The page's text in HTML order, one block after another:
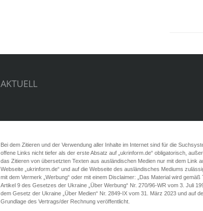
AKTUELL
Bei dem Zitieren und der Verwendung aller Inhalte im Internet sind für die
offene Links nicht tiefer als der erste Absatz auf „ukrinform.de“ obligatorisch,
das Zitieren von übersetzten Texten aus ausländischen Medien nur mit dem Link
Webseite „ukrinform.de“ und auf die Webseite des ausländisches Mediums
mit dem Vermerk „Werbung“ oder mit einem Disclaimer: „Das Material wird gemäß
Artikel 9 des Gesetzes der Ukraine „Über Werbung“ Nr. 270/96-WR vom 3. Juli
dem Gesetz der Ukraine „Über Medien“ Nr. 2849-IX vom 31. März 2023 und auf
Grundlage des Vertrags/der Rechnung veröffentlicht.